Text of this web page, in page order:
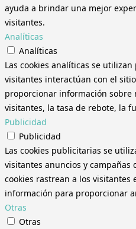
ayuda a brindar una mejor
visitantes.
Analíticas
Analíticas
Las cookies analíticas se
visitantes interactúan con el
proporcionar información sobre
visitantes, la tasa de rebote, la
Publicidad
Publicidad
Las cookies publicitarias se
visitantes anuncios y campañas
cookies rastrean a los visitantes
información para proporcionar
Otras
Otras